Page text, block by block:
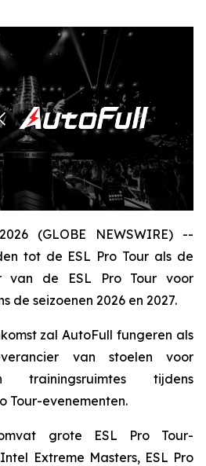
(GLOBE NEWSWIRE) --
tot de ESL Pro Tour als de
van de ESL Pro Tour voor
de seizoenen 2026 en 2027.
zal AutoFull fungeren als
van stoelen voor
trainingsruimtes tijdens
Tour-evenementen.
grote ESL Pro Tour-
Extreme Masters, ESL Pro